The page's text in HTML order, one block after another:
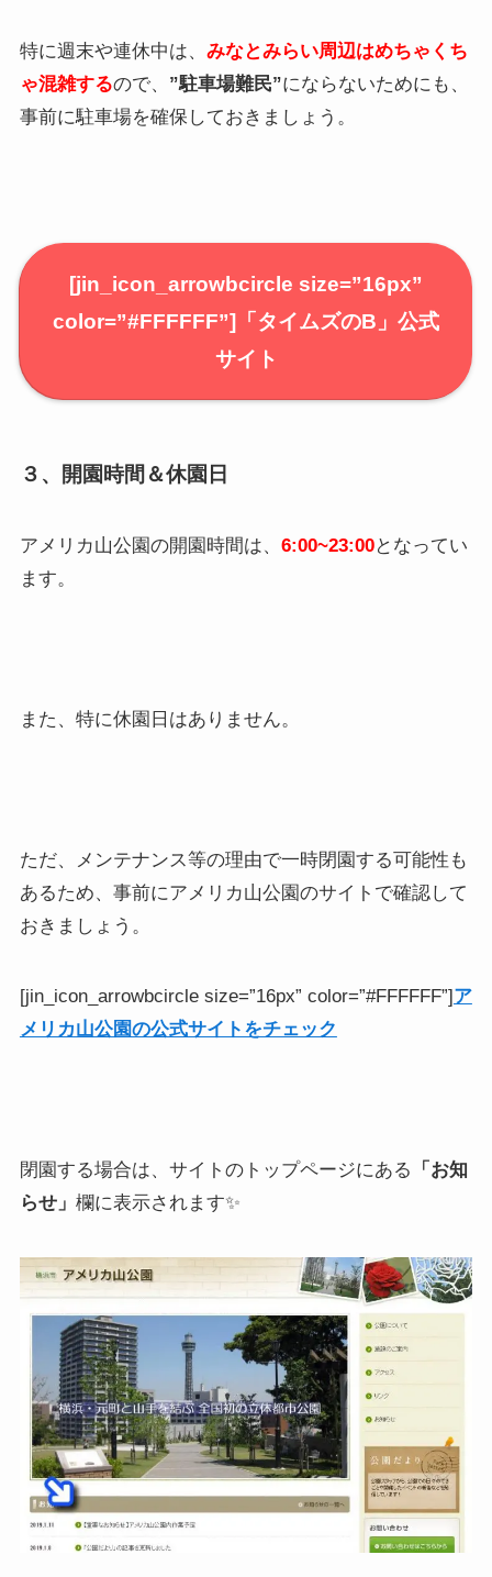
特に週末や連休中は、 みなとみらい周辺はめちゃくち
ゃ混雑するので、 ”駐車場難民”にならないためにも、
事前に駐車場を確保しておきましょう。
[jin_icon_arrowbcircle size=”16px”
color=”#FFFFFF”] 「タイムズのB」公式
サイト
３、開園時間＆休園日
アメリカ山公園の開園時間は、 6:00~23:00となってい
ます。
また、特に休園日はありません。
ただ、メンテナンス等の理由で一時閉園する可能性も
あるため、事前にアメリカ山公園のサイトで確認して
おきましょう。
[jin_icon_arrowbcircle size=”16px” color=”#FFFFFF”] ア
メリカ山公園の公式サイトをチェック
閉園する場合は、サイトのトップページにある
「お知
らせ」 欄に表示されます✨